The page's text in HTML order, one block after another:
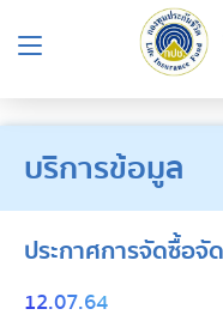
บริการข้อมูล
ประกาศการจัดซื้อจั
12.07.64